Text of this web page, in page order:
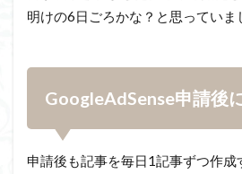
明けの6日ごろかな？と思っていま
GoogleAdSense申請後
申請後も記事を毎日1記事ずつ作成